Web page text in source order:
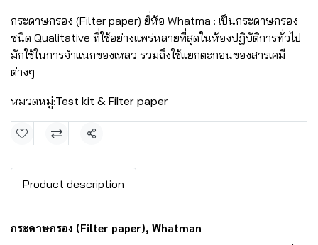
กระดาษกรอง (Filter paper) ยี่ห้อ Whatma : เป็นกระดาษกรอง
ชนิด Qualitative ที่ใช้อย่างแพร่หลายที่สุดในห้องปฏิบัติการทั่วไป
มักใช้ในการจำแนกของเหลว รวมถึงใช้แยกตะกอนของสารเคมี
ต่างๆ
หมวดหมู่:Test kit & Filter paper
แชร์
Product description
กระดาษกรอง (Filter paper), Whatman